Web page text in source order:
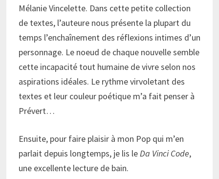
Mélanie Vincelette. Dans cette petite collection
de textes, l’auteure nous présente la plupart du
temps l’enchaînement des réflexions intimes d’un
personnage. Le noeud de chaque nouvelle semble
cette incapacité tout humaine de vivre selon nos
aspirations idéales. Le rythme virvoletant des
textes et leur couleur poétique m’a fait penser à
Prévert…
Ensuite, pour faire plaisir à mon Pop qui m’en
parlait depuis longtemps, je lis leDa Vinci Code,
une excellente lecture de bain.